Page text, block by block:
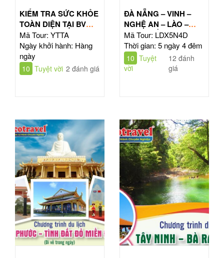
KIỂM TRA SỨC KHỎE
TOÀN DIỆN TẠI BV
TÂM ANH HỒ CHÍ
MINH
Mã Tour: YTTA
Ngày khởi hành: Hàng
ngày
10 Tuyệt vời 2 đánh giá
ĐÀ NẴNG – VINH –
NGHỆ AN – LÀO –
ĐÔNG BẮC THÁI LAN
| TOUR 5N4Đ
Mã Tour: LDX5N4D
Thời gian: 5 ngày 4 đêm
10 Tuyệt
vời
12 đánh
giá